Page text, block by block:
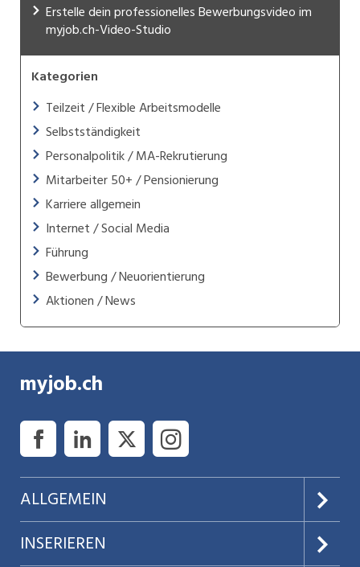
Erstelle dein professionelles Bewerbungsvideo im
myjob.ch-Video-Studio
Kategorien
Teilzeit / Flexible Arbeitsmodelle
Selbstständigkeit
Personalpolitik / MA-Rekrutierung
Mitarbeiter 50+ / Pensionierung
Karriere allgemein
Internet / Social Media
Führung
Bewerbung / Neuorientierung
Aktionen / News
myjob.ch
ALLGEMEIN
Über uns
INSERIEREN